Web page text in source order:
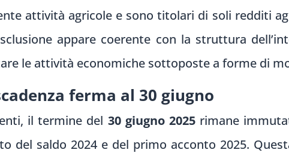
attività agricole e sono titolari di soli redditi
appare coerente con la struttura
le attività economiche sottoposte a forme di
ferma al 30 giugno
il termine del 30 giugno 2025rimane
del saldo 2024 e del primo acconto 2025.